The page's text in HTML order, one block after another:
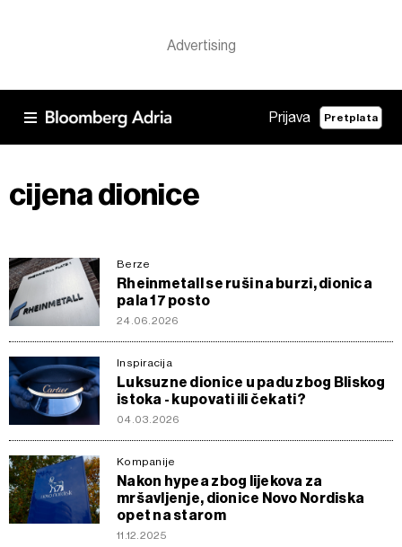
Prijava Pretplata
cijena dionice
Berze
Rheinmetall se ruši na burzi, dionica
pala 17 posto
24.06.2026
Inspiracija
Luksuzne dionice u padu zbog Bliskog
istoka - kupovati ili čekati?
04.03.2026
Kompanije
Nakon hypea zbog lijekova za
mršavljenje, dionice Novo Nordiska
opet na starom
11.12.2025